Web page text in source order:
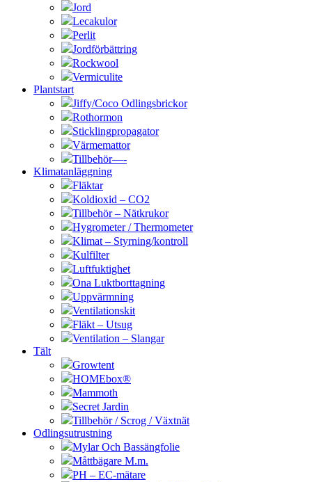
Jord
Lecakulor
Perlit
Jordförbättring
Rockwool
Vermiculite
Plantstart
Jiffy/Coco Odlingsbrickor
Rothormon
Sticklingpropagator
Värmemattor
Tillbehör—-
Klimatanläggning
Fläktar
Koldioxid – CO2
Tillbehör – Nätkrukor
Hygrometer / Thermometer
Klimat – Styrning/kontroll
Kulfilter
Luftfuktighet
Ona Luktborttagning
Uppvärmning
Ventilationskit
Fläkt – Utsug
Ventilation – Slangar
Tält
Growtent
HOMEbox®
Mammoth
Secret Jardin
Tillbehör / Scrog / Växtnät
Odlingsutrustning
Mylar Och Bassängfolie
Måttbägare M.m.
PH – EC-mätare